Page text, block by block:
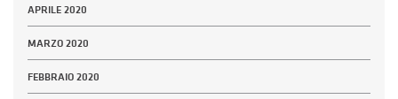
APRILE 2020
MARZO 2020
FEBBRAIO 2020